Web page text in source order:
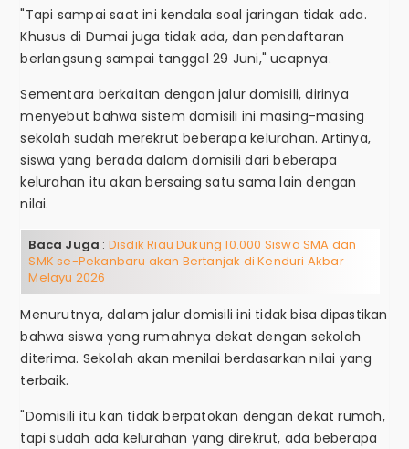
"Tapi sampai saat ini kendala soal jaringan tidak ada.
Khusus di Dumai juga tidak ada, dan pendaftaran
berlangsung sampai tanggal 29 Juni," ucapnya.
Sementara berkaitan dengan jalur domisili, dirinya
menyebut bahwa sistem domisili ini masing-masing
sekolah sudah merekrut beberapa kelurahan. Artinya,
siswa yang berada dalam domisili dari beberapa
kelurahan itu akan bersaing satu sama lain dengan
nilai.
Baca Juga : Disdik Riau Dukung 10.000 Siswa SMA dan
SMK se-Pekanbaru akan Bertanjak di Kenduri Akbar
Melayu 2026
Menurutnya, dalam jalur domisili ini tidak bisa dipastikan
bahwa siswa yang rumahnya dekat dengan sekolah
diterima. Sekolah akan menilai berdasarkan nilai yang
terbaik.
"Domisili itu kan tidak berpatokan dengan dekat rumah,
tapi sudah ada kelurahan yang direkrut, ada beberapa